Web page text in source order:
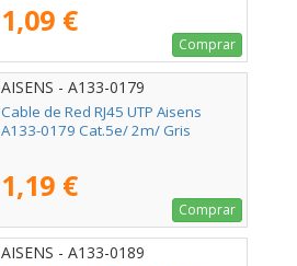
1,09 €
Comprar
AISENS - A133-0179
Cable de Red RJ45 UTP Aisens
A133-0179 Cat.5e/ 2m/ Gris
1,19 €
Comprar
AISENS - A133-0189